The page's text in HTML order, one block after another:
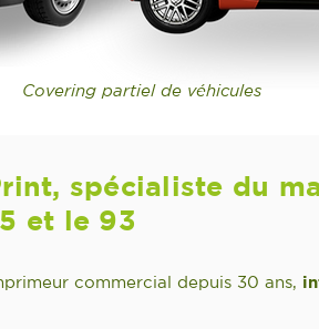
Covering partiel de véhicules
spécialiste du
et le 93
commercial depuis 30 ans,